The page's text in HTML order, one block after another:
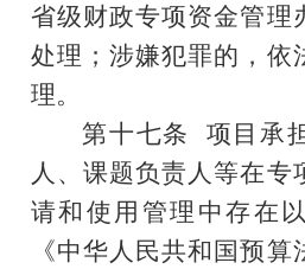
省级财政专项资金管理
处理；涉嫌犯罪的， 依
理。
第十七条
项目承
人、课题负责人等在专
请和使用管理中存在
《中华人民共和国预算